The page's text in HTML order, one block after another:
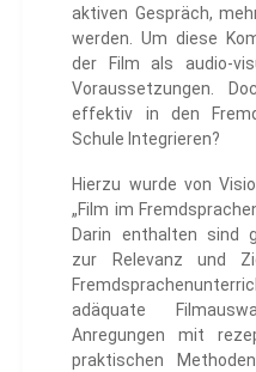
aktiven Gespräch,
werden. Um diese
der Film als audio-
Voraussetzungen.
effektiv in den
Schule Integrieren?
Hierzu wurde von
„Film im
Darin enthalten sind
zur Relevanz und
adäquate
Anregungen mit
praktischen